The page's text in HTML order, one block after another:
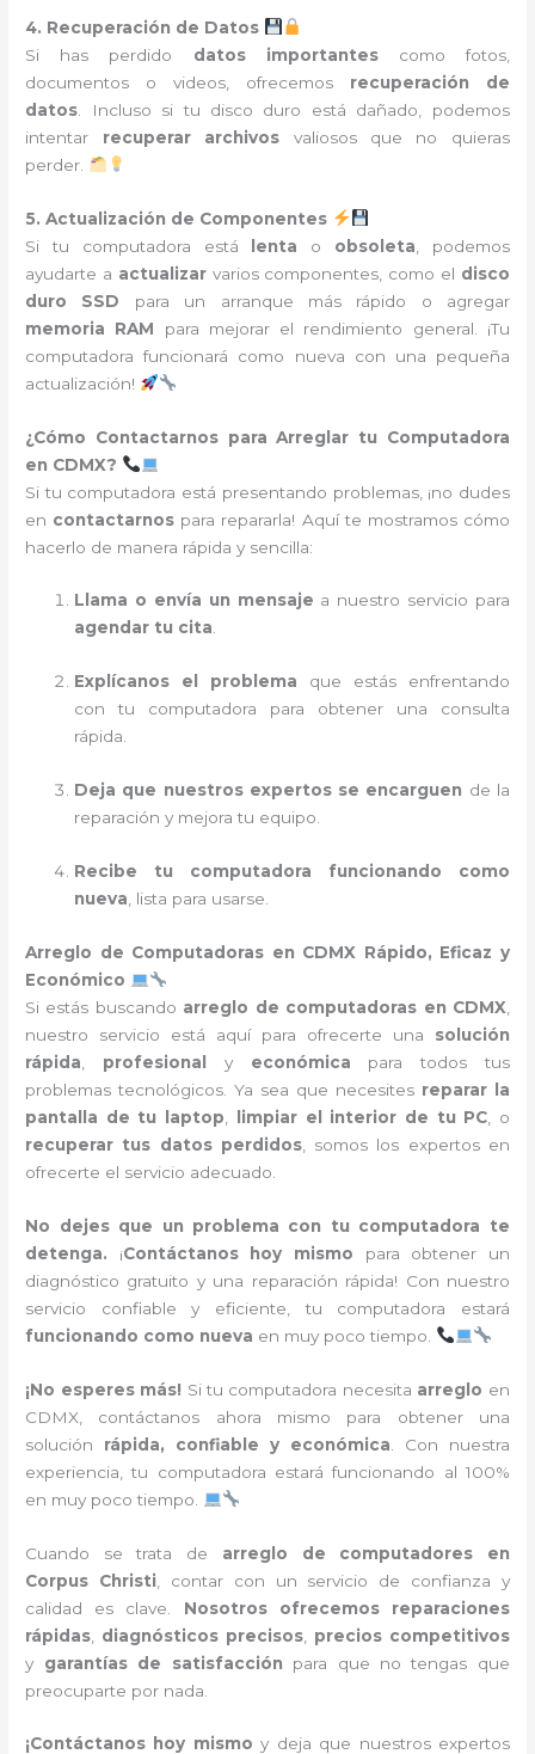
4. Recuperación de Datos
Si has perdido datos importantescomo fotos,
documentos o videos, ofrecemos recuperación de
datos . Incluso si tu disco duro está dañado, podemos
intentar recuperar archivos valiosos que no quieras
perder.
5. Actualización de Componentes
Si tu computadora está
lenta o obsoleta , podemos
ayudarte a actualizarvarios componentes, como el disco
duro SSD para un arranque más rápido o agregar
memoria RAM para mejorar el rendimiento general. ¡Tu
computadora funcionará como nueva con una pequeña
actualización!
¿Cómo Contactarnos para Arreglar tu Computadora
en CDMX?
Si tu computadora está presentando problemas, ¡no dudes
en contactarnos para repararla! Aquí te mostramos cómo
hacerlo de manera rápida y sencilla:
Llama o envía un mensaje a nuestro servicio para
agendar tu cita.
Explícanos el problema que estás enfrentando
con tu computadora para obtener una consulta
rápida.
Deja que nuestros expertos se encarguen de la
reparación y mejora tu equipo.
Recibe tu computadora funcionando como
nueva , lista para usarse.
Arreglo de Computadoras en CDMX Rápido, Eficaz y
Económico
Si estás buscando arreglo de computadoras en CDMX
nuestro servicio está aquí para ofrecerte una solución
rápida
profesional y económica para todos tus
problemas tecnológicos. Ya sea que necesites reparar la
pantalla de tu laptop
limpiar el interior de tu PC , o
recuperar tus datos perdidos, somos los expertos en
ofrecerte el servicio adecuado.
No dejes que un problema con tu computadora te
detenga. ¡Contáctanos hoy mismo para obtener un
diagnóstico gratuito y una reparación rápida! Con nuestro
servicio confiable y eficiente, tu computadora estará
funcionando como nueva en muy poco tiempo.
¡No esperes más! Si tu computadora necesita arreglo en
CDMX, contáctanos ahora mismo para obtener una
solución rápida, confiable y económica . Con nuestra
experiencia, tu computadora estará funcionando al 100%
en muy poco tiempo.
Cuando se trata de arreglo de computadores en
Corpus Christi , contar con un servicio de confianza y
calidad es clave. Nosotros ofrecemos reparaciones
rápidas
diagnósticos precisos
precios competitivos
y garantías de satisfacción para que no tengas que
preocuparte por nada.
¡Contáctanos hoy mismo y deja que nuestros expertos